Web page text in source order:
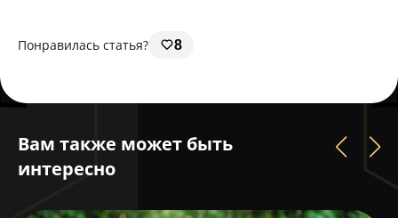
Понравилась статья? 8
Вам также может быть
интересно